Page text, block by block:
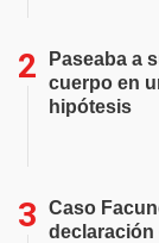
Paseaba a
cuerpo en
hipótesis
Caso
declaración